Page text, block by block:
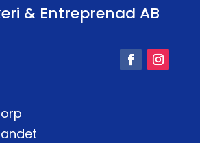
& Entreprenad AB